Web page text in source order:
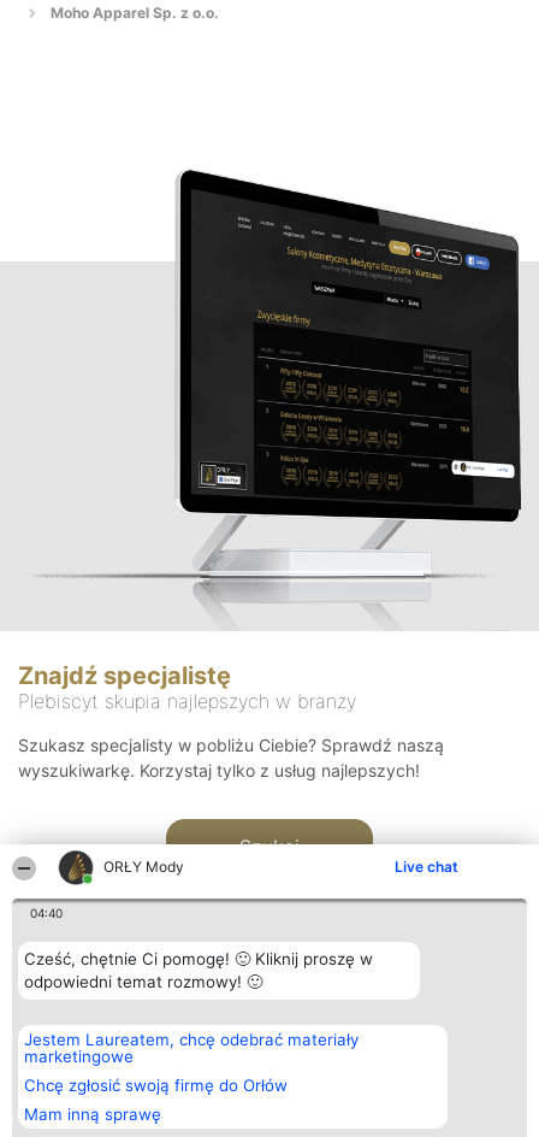
ORŁY Mody Live chat
04:40
Cześć, chętnie Ci pomogę! 🙂 Kliknij proszę w
odpowiedni temat rozmowy! 🙂
Jestem Laureatem, chcę odebrać materiały
marketingowe
Chcę zgłosić swoją firmę do Orłów
Mam inną sprawę
Moho Apparel Sp. z o.o.
Znajdź specjalistę
Plebiscyt skupia najlepszych w branży
Szukasz specjalisty w pobliżu Ciebie? Sprawdź naszą
wyszukiwarkę. Korzystaj tylko z usług najlepszych!
Szukaj
Organizator plebiscytu
Bright Side Solutions sp. z o.
o. sp. k.
ul. Ruska 22
Wrocław 50-079
KRS 0000749100 | Regon
381313360 | NIP 8943132676
Plebiscyt
Laureaci
wszystkich
Laureatów
Regulamin
Kontakt
Kontakt